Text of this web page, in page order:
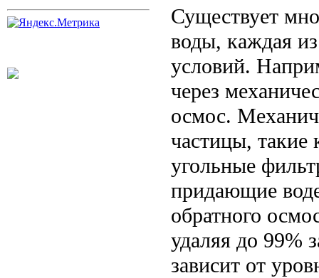
Существует
воды, каждая
условий.
через
осмос.
частицы, такие
угольные
придающие
обратного
удаляя до 99%
зависит от